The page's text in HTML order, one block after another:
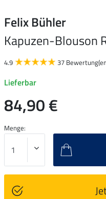
Felix Bühler
Kapuzen-Blouson
4.9 37
Lieferbar
84,90 €
Menge: